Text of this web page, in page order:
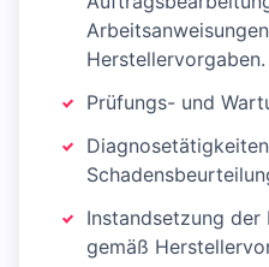
Herstellervorgaben.
Prüfungs- und
Instandsetzung der
gemäß